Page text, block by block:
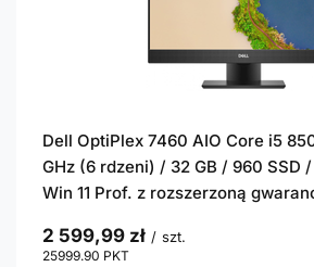
Dell OptiPlex 7460 AIO Core i5
GHz (6 rdzeni) / 32 GB / 960 SSD /
Win 11 Prof. z rozszerzoną
2 599,99 zł / szt.
25999.90 PKT